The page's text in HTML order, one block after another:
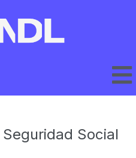
Seguridad Social